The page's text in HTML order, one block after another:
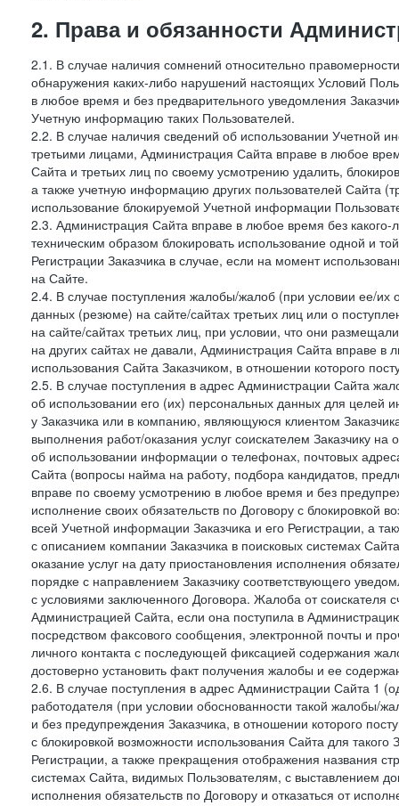
2. Права и обязанности
2.1. В случае наличия сомнений относительно
обнаружения каких-либо нарушений настоящих Условий
в любое время и без предварительного уведомления
Учетную информацию таких Пользователей.
2.2. В случае наличия сведений об использовании Учетной
третьими лицами, Администрация Сайта вправе в любое
Сайта и третьих лиц по своему усмотрению удалить,
а также учетную информацию других пользователей Сайта
использование блокируемой Учетной информации
2.3. Администрация Сайта вправе в любое время без
техническим образом блокировать использование одной и
Регистрации Заказчика в случае, если на момент
на Сайте.
2.4. В случае поступления жалобы/жалоб (при условии ее/их
данных (резюме) на сайте/сайтах третьих лиц или о
на сайте/сайтах третьих лиц, при условии, что они
на других сайтах не давали, Администрация Сайта вправе в
использования Сайта Заказчиком, в отношении которого
2.5. В случае поступления в адрес Администрации Сайта
об использовании его (их) персональных данных для целей
у Заказчика или в компанию, являющуюся клиентом
выполнения работ/оказания услуг соискателем Заказчику
об использовании информации о телефонах, почтовых
Сайта (вопросы найма на работу, подбора кандидатов,
вправе по своему усмотрению в любое время и без
исполнение своих обязательств по Договору с блокировкой
всей Учетной информации Заказчика и его Регистрации, а
с описанием компании Заказчика в поисковых системах
оказание услуг на дату приостановления исполнения
порядке с направлением Заказчику соответствующего
с условиями заключенного Договора. Жалоба от
Администрацией Сайта, если она поступила в
посредством факсового сообщения, электронной почты и
личного контакта с последующей фиксацией содержания
достоверно установить факт получения жалобы и ее
2.6. В случае поступления в адрес Администрации Сайта 1
работодателя (при условии обоснованности такой
и без предупреждения Заказчика, в отношении которого
с блокировкой возможности использования Сайта для
Регистрации, а также прекращения отображения названия
системах Сайта, видимых Пользователям, с выставлением
исполнения обязательств по Договору и отказаться от